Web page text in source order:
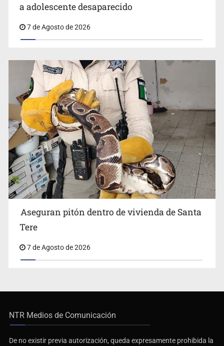
Procesan a el “R1”, presunto líder criminal en Jalisco y
a adolescente desaparecido
7 de Agosto de 2026
Aseguran pitón dentro de vivienda de Santa
Tere
7 de Agosto de 2026
NTR Medios de Comunicación
De no existir previa autorización, queda expresamente prohibida la